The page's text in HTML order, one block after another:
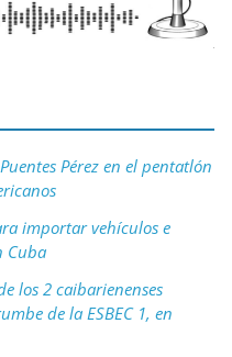
Pérez en el pentatlón
importar vehículos e
Cuba
los 2 caibarienenses
de la ESBEC 1, en